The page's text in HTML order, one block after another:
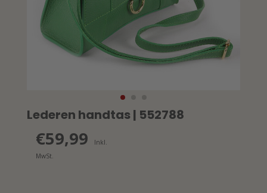
Lederen handtas | 552788
€59,99
Inkl.
MwSt.